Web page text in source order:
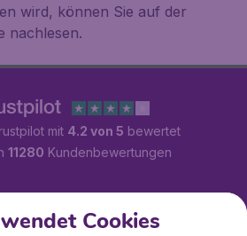
wird, können Sie auf der
nachlesen.
mit 4.2 von 5 bewertet
11280 Kundenbewertungen
Cookies